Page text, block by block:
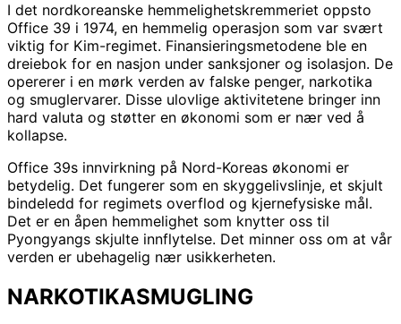
I det nordkoreanske hemmelighetskremmeriet oppsto
Office 39 i 1974, en hemmelig operasjon som var svært
viktig for Kim-regimet. Finansieringsmetodene ble en
dreiebok for en nasjon under sanksjoner og isolasjon. De
opererer i en mørk verden av falske penger, narkotika
og smuglervarer. Disse ulovlige aktivitetene bringer inn
hard valuta og støtter en økonomi som er nær ved å
kollapse.
Office 39s innvirkning på Nord-Koreas økonomi er
betydelig. Det fungerer som en skyggelivslinje, et skjult
bindeledd for regimets overflod og kjernefysiske mål.
Det er en åpen hemmelighet som knytter oss til
Pyongyangs skjulte innflytelse. Det minner oss om at vår
verden er ubehagelig nær usikkerheten.
NARKOTIKASMUGLING